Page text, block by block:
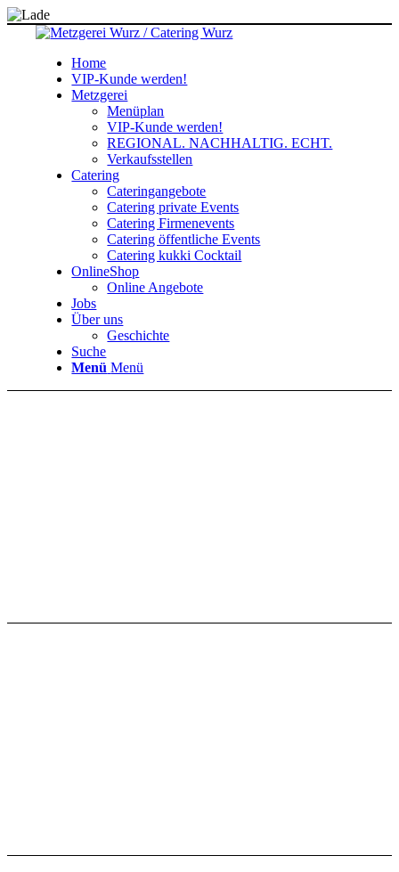
Home
VIP-Kunde werden!
Metzgerei
Menüplan
VIP-Kunde werden!
REGIONAL. NACHHALTIG. ECHT.
Verkaufsstellen
Catering
Cateringangebote
Catering private Events
Catering Firmenevents
Catering öffentliche Events
Catering kukki Cocktail
OnlineShop
Online Angebote
Jobs
Über uns
Geschichte
Suche
Menü Menü